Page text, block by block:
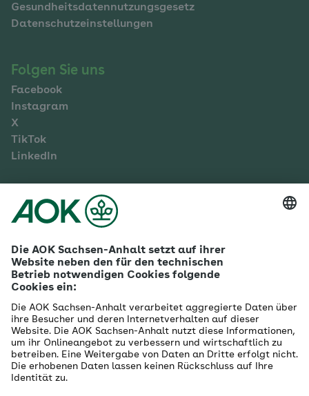
Gesundheitsdatennutzungsgesetz
Datenschutzeinstellungen
Folgen Sie uns
Facebook
Instagram
X
TikTok
LinkedIn
Mehr zur AOK Sachsen-Anhalt
Karriere
Betriebliches Gesundheitsmanagement
Firmenkunden
Gesundheitspartner
Betreuer- & Bevollmächtigte
Die AOK - Wir über uns
Grounding Page
Innovationsportal
Presse